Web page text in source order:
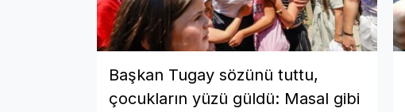
Başkan Tugay sözünü tuttu,
çocukların yüzü güldü: Masal gibi